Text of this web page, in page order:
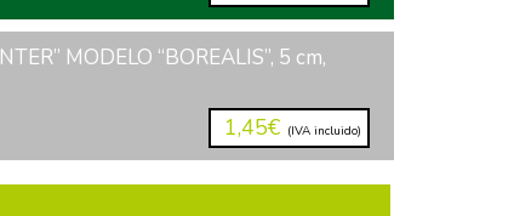
MODELO “BOREALIS”, 5 cm,
1,45€ (IVA incluido)